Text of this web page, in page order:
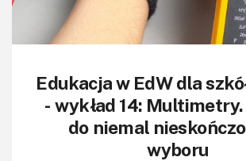
Archiwum
Do pobrania
Edukacja w EdW dla
- wykład 14: Multimetry.
do niemal
wyboru